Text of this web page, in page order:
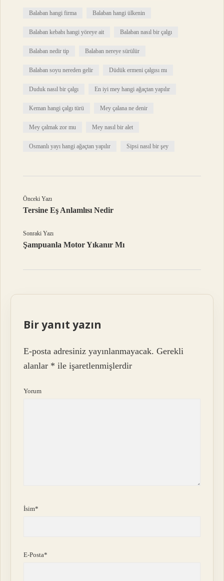
Balaban hangi firma Balaban hangi ülkenin
Balaban kebabı hangi yöreye ait Balaban nasıl bir çalgı
Balaban nedir tip Balaban nereye sürülür
Balaban soyu nereden gelir Düdük ermeni çalgısı mı
Duduk nasıl bir çalgı En iyi mey hangi ağaçtan yapılır
Keman hangi çalgı türü Mey çalana ne denir
Mey çalmak zor mu Mey nasıl bir alet
Osmanlı yayı hangi ağaçtan yapılır Sipsi nasıl bir şey
Önceki Yazı
Tersine Eş Anlamlısı Nedir
Sonraki Yazı
Şampuanla Motor Yıkanır Mı
Bir yanıt yazın
E-posta adresiniz yayınlanmayacak. Gerekli
alanlar * ile işaretlenmişlerdir
Yorum
İsim*
E-Posta*